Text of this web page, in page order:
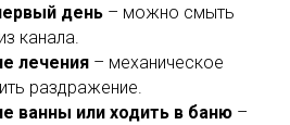
день – можно смыть
канала.
лечения – механическое
раздражение.
ванны или ходить в баню –